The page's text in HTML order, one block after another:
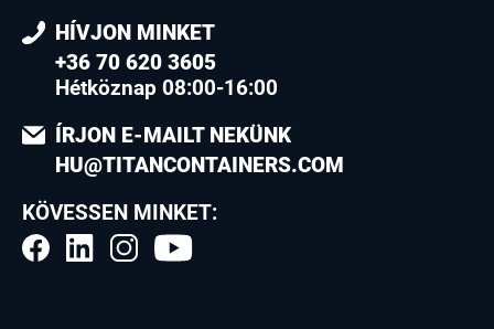
HÍVJON MINKET
+36 70 620 3605
Hétköznap 08:00-16:00
ÍRJON E-MAILT NEKÜNK
HU@TITANCONTAINERS.COM
KÖVESSEN MINKET: